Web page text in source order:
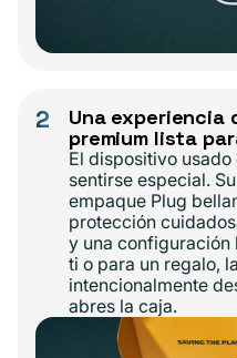
2
Una experiencia
premium lista
El dispositivo
sentirse especial.
empaque Plug
protección
y una configuración
ti o para un regalo,
intencionalmente
abres la caja.